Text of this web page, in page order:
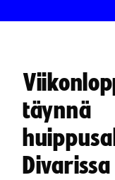
täynnä
Divarissa